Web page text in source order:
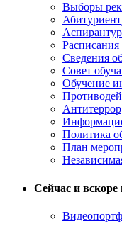
Выборы
Сведения
Совет
Обучение
Антитеррор
Политика
План
Сейчас и